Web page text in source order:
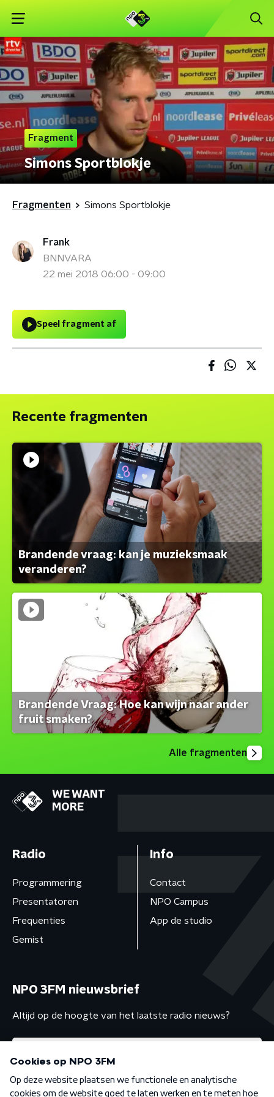
Fragment
Simons Sportblokje
Fragmenten Simons Sportblokje
Frank
BNNVARA
22 mei 2018 06:00 - 09:00
Speel fragment af
Recente fragmenten
Brandende vraag: kan je muzieksmaak
veranderen?
Brandende Vraag: Hoe kan wijn naar ander
fruit smaken?
Alle fragmenten
WE WANT
MORE
Radio
Programmering
Presentatoren
Frequenties
Gemist
Info
Contact
NPO Campus
App de studio
NPO 3FM nieuwsbrief
Altijd op de hoogte van het laatste radio nieuws?